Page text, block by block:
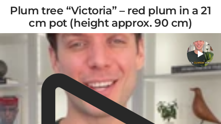
Plum tree “Victoria” – red plum in a 21
cm pot (height approx. 90 cm)